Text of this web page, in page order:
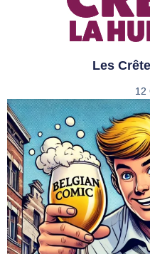
Les
12